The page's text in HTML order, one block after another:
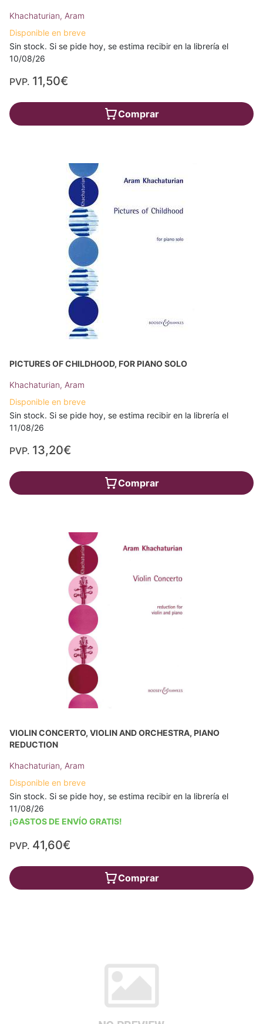
Khachaturian, Aram
Disponible en breve
Sin stock. Si se pide hoy, se estima recibir en la librería el
10/08/26
PVP. 11,50€
Comprar
PICTURES OF CHILDHOOD, FOR PIANO SOLO
Khachaturian, Aram
Disponible en breve
Sin stock. Si se pide hoy, se estima recibir en la librería el
11/08/26
PVP. 13,20€
Comprar
VIOLIN CONCERTO, VIOLIN AND ORCHESTRA, PIANO
REDUCTION
Khachaturian, Aram
Disponible en breve
Sin stock. Si se pide hoy, se estima recibir en la librería el
11/08/26
¡GASTOS DE ENVÍO GRATIS!
PVP. 41,60€
Comprar